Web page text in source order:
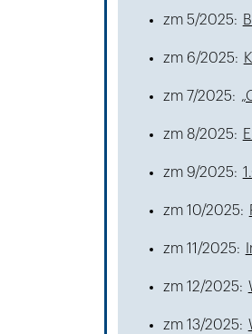
zm 5/2025:
zm 6/2025:
zm 7/2025:
zm 8/2025:
zm 9/2025:
zm 10/2025:
zm 11/2025:
zm 12/2025:
zm 13/2025: